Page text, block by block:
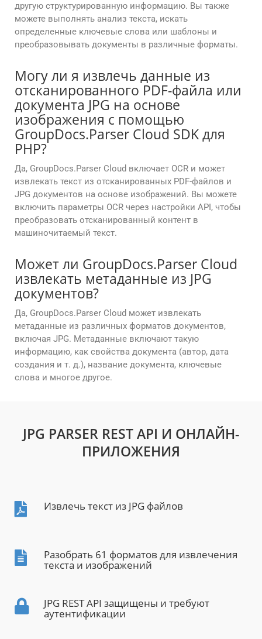
другую структурированную информацию. Вы также
можете выполнять анализ текста, искать
определенные ключевые слова или шаблоны и
преобразовывать документы в различные форматы.
Могу ли я извлечь данные из
отсканированного PDF-файла или
документа JPG на основе
изображения с помощью
GroupDocs.Parser Cloud SDK для
PHP?
Да, GroupDocs.Parser Cloud включает OCR и может
извлекать текст из отсканированных PDF-файлов и
JPG документов на основе изображений. Вы можете
включить параметры OCR через настройки API, чтобы
преобразовать отсканированный контент в
машиночитаемый текст.
Может ли GroupDocs.Parser Cloud
извлекать метаданные из JPG
документов?
Да, GroupDocs.Parser Cloud может извлекать
метаданные из различных форматов документов,
включая JPG. Метаданные включают такую
информацию, как свойства документа (автор, дата
создания и т. д.), название документа, ключевые
слова и многое другое.
JPG PARSER REST API И ОНЛАЙН-
ПРИЛОЖЕНИЯ
Извлечь текст из JPG файлов
Разобрать 61 форматов для извлечения
текста и изображений
JPG REST API защищены и требуют
аутентификации